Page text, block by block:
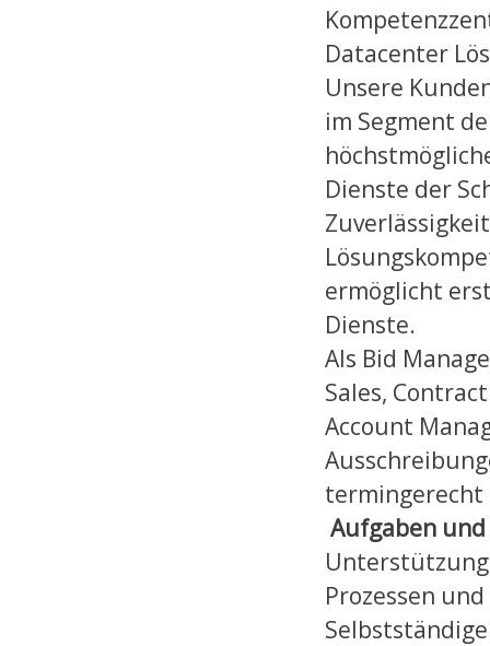
Datacenter
Unsere
im Segment
Dienste der
ermöglicht
Dienste.
Als Bid
Sales,
Account
termingerecht
Aufgaben
Prozessen